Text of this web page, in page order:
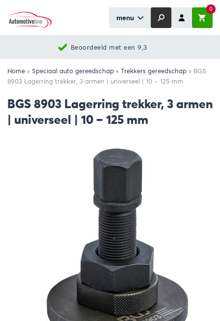
menu
0
Beoordeeld met een 9,3
Home » Speciaal auto gereedschap » Trekkers gereedschap » BGS
8903 Lagerring trekker, 3 armen | universeel | 10 – 125 mm
BGS 8903 Lagerring trekker, 3 armen
| universeel | 10 – 125 mm